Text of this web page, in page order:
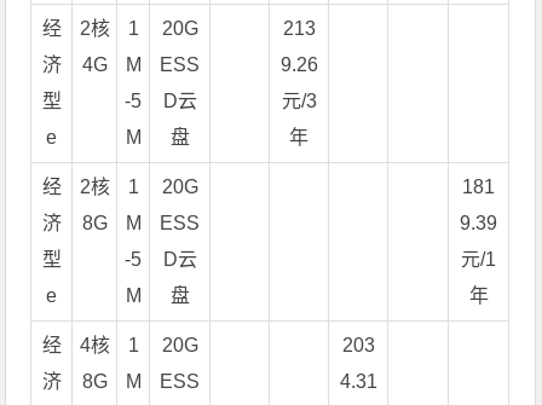
经
济
型
e
2核
4G
1
M
-5
M
20G
ESS
D云
盘
213
9.26
元/3
年
经
济
型
e
2核
8G
1
M
-5
M
20G
ESS
D云
盘
181
9.39
元/1
年
经
济
4核
8G
1
M
20G
ESS
203
4.31